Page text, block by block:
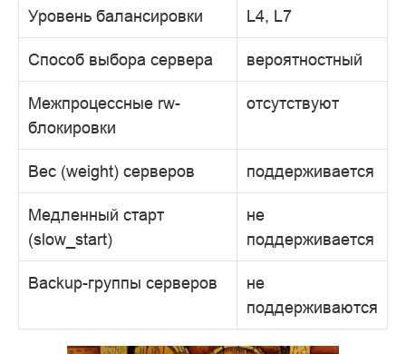
Уровень балансировки L4, L7
Способ выбора сервера вероятностный
Межпроцессные rw-
блокировки
отсутствуют
Вес (weight) серверов поддерживается
Медленный старт
(slow_start)
не
поддерживается
Backup-группы серверов
не
поддерживаются